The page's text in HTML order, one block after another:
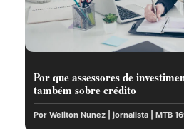
Por que assessores de
também sobre crédito
Por Weliton Nunez | jornalista | MTB